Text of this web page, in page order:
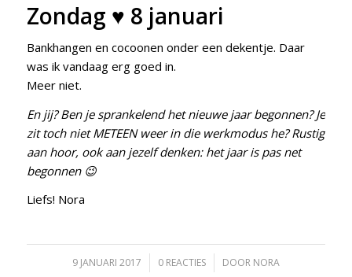
Zondag ♥ 8 januari
Bankhangen en cocoonen onder een dekentje. Daar
was ik vandaag erg goed in.
Meer niet.
En jij? Ben je sprankelend het nieuwe jaar begonnen? Je
zit toch niet METEEN weer in die werkmodus he? Rustig
aan hoor, ook aan jezelf denken: het jaar is pas net
begonnen 😉
Liefs! Nora
9 JANUARI 2017
/ 0 REACTIES
/ DOOR NORA